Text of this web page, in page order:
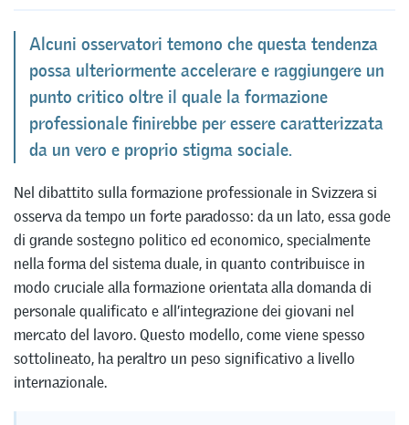
Alcuni osservatori temono che questa tendenza
possa ulteriormente accelerare e raggiungere un
punto critico oltre il quale la formazione
professionale finirebbe per essere caratterizzata
da un vero e proprio stigma sociale.
Nel dibattito sulla formazione professionale in Svizzera si
osserva da tempo un forte paradosso: da un lato, essa gode
di grande sostegno politico ed economico, specialmente
nella forma del sistema duale, in quanto contribuisce in
modo cruciale alla formazione orientata alla domanda di
personale qualificato e all’integrazione dei giovani nel
mercato del lavoro. Questo modello, come viene spesso
sottolineato, ha peraltro un peso significativo a livello
internazionale.